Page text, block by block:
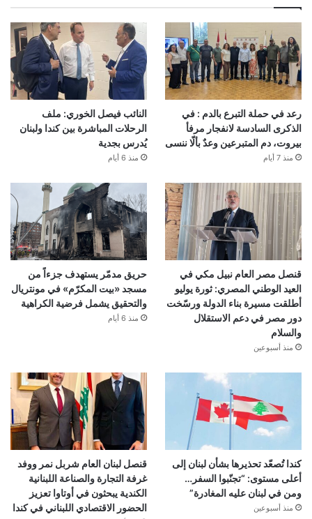
رعد في حملة التبرع بالدم : في
الذكرى السادسة لانفجار مرفأ
بيروت، دم المتبرعين وعدٌ بألّا ننسى
منذ 7 أيام
النائب فيصل الخوري: ملف
الرحلات المباشرة بين كندا ولبنان
يُدرس بجدية
منذ 6 أيام
قنصل مصر العام نبيل مكي في
العيد الوطني المصري: ثورة يوليو
أطلقت مسيرة بناء الدولة ورسّخت
دور مصر في دعم الاستقلال
والسلام
منذ أسبوعين
حريق مدمّر يستهدف جزءاً من
مسجد «بيت المكرّم» في مونتريال
والتحقيق يشمل فرضية الكراهية
منذ 6 أيام
كندا تُصعّد تحذيرها بشأن لبنان إلى
أعلى مستوى: “تجنّبوا السفر…
ومن في لبنان عليه المغادرة”
منذ أسبوعين
قنصل لبنان العام شربل نمر ووفد
غرفة التجارة والصناعة اللبنانية
الكندية يبحثون في أوتاوا تعزيز
الحضور الاقتصادي اللبناني في كندا